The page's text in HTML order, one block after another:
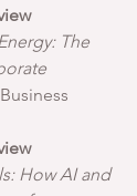
The
How AI and